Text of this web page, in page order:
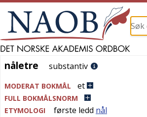
nåletre
nåletre substantiv
MODERAT BOKMÅL et
FULL BOKMÅLSNORM
ETYMOLOGI
første ledd nål